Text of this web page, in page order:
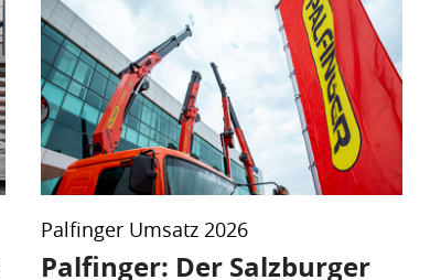
Palfinger Umsatz 2026
Palfinger: Der Salzburger